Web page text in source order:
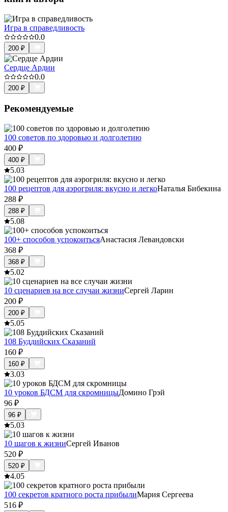
Игра в справедливость
0.0
200 ₽
Сердце Ардии
0.0
200 ₽
Рекомендуемые
100 советов по здоровью и долголетию
400 ₽
400 ₽
5.03
100 рецептов для аэрогриля: вкусно и легкоНаталья Бибекина
288 ₽
288 ₽
5.08
100+ способов успокоитьсяАнастасия Левандовски
368 ₽
368 ₽
5.02
10 сценариев на все случаи жизниСергей Ларин
200 ₽
200 ₽
5.05
108 Буддийских Сказаний
160 ₽
160 ₽
3.03
10 уроков БДСМ для скромницыДомино Грэй
96 ₽
96 ₽
5.03
10 шагов к жизниСергей Иванов
520 ₽
520 ₽
4.05
100 секретов кратного роста прибылиМария Сергеева
516 ₽